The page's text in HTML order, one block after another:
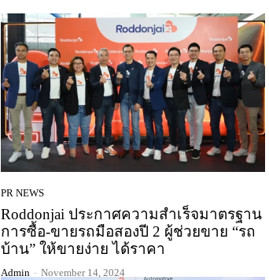
PR NEWS
Roddonjai ประกาศความสำเร็จมาตรฐาน
การซื้อ-ขายรถมือสองปี 2 ผู้ช่วยขาย “รถ
บ้าน” ให้ขายง่าย ได้ราคา
Admin - November 14, 2024